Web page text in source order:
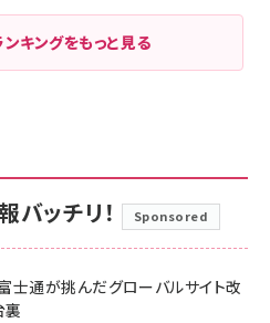
キングをもっと見る
ッチリ！ Sponsored
士通が挑んだグローバルサイト改
裏